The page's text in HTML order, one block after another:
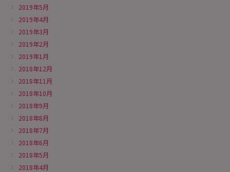
2019年5月
2019年4月
2019年3月
2019年2月
2019年1月
2018年12月
2018年11月
2018年10月
2018年9月
2018年8月
2018年7月
2018年6月
2018年5月
2018年4月